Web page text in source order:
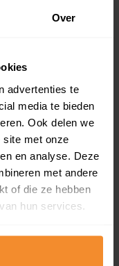
Over
advertenties te
media te bieden
Ook delen we
site met onze
en analyse. Deze
met andere
of die ze hebben
hun services.
(koopsom
Dit